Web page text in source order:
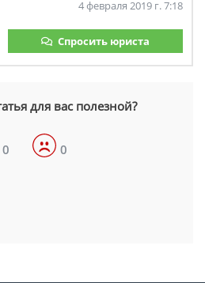
4 февраля 2019 г. 7:18
Спросить юриста
для вас полезной?
0 0